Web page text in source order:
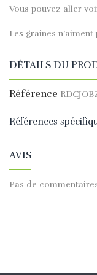
Vous pouvez aller
Les graines n’aiment
DÉTAILS DU
Référence
Références
AVIS
Pas de